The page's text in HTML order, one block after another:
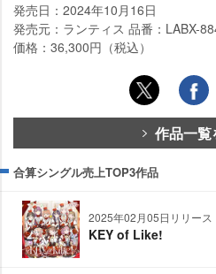
発売日：2024年10月16日
発売元：ランティス 品番：LABX-
価格：36,300円（税込）
作品一覧
合算シングル売上TOP3作品
2025年02月05日リリース
KEY of Like!